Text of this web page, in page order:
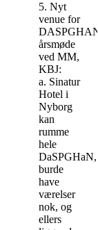
5. Nyt
venue for
DASPGHAN
årsmøde
ved MM,
KBJ:
a. Sinatur
Hotel i
Nyborg
kan
rumme
hele
DaSPGHaN,
burde
have
værelser
nok, og
ellers